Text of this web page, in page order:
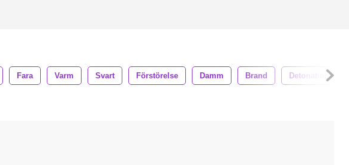
Fara Varm Svart Förstörelse Damm Brand Detonation